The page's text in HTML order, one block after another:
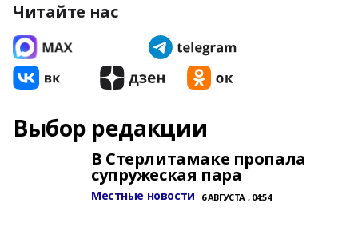
Читайте нас
Выбор редакции
В Стерлитамаке пропала
супружеская пара
Местные новости 6 АВГУСТА , 04:54